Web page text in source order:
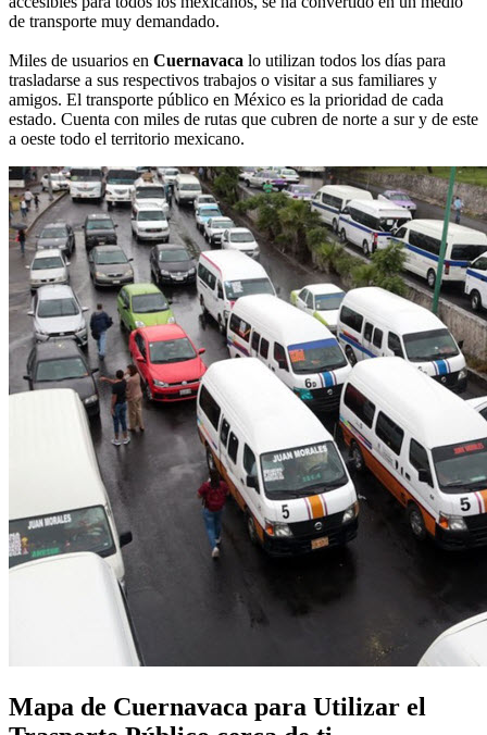
de transporte muy demandado.
Miles de usuarios en Cuernavaca lo utilizan todos los días para
trasladarse a sus respectivos trabajos o visitar a sus familiares y
amigos. El transporte público en México es la prioridad de cada
estado. Cuenta con miles de rutas que cubren de norte a sur y de este
a oeste todo el territorio mexicano.
Mapa de Cuernavaca para Utilizar el